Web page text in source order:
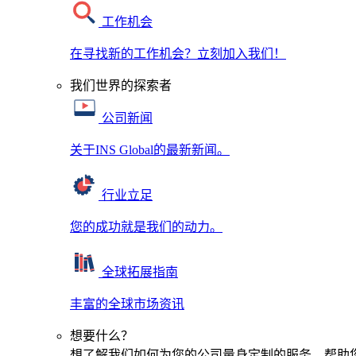
工作机会
在寻找新的工作机会？立刻加入我们！
我们世界的探索者
公司新闻
关于INS Global的最新新闻。
行业立足
您的成功就是我们的动力。
全球拓展指南
丰富的全球市场资讯
想要什么？